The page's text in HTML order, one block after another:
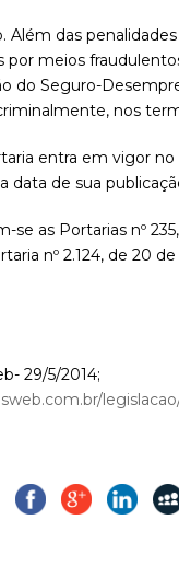
Além das
por meios
do Seguro-
nos
entra em vigor no
data de sua
se as Portarias nº
nº 2.124, de 20
29/5/2014;